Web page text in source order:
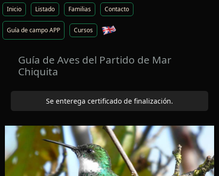
Inicio Listado Familias Contacto
Guía de campo APP Cursos
Guía de Aves del Partido de Mar
Chiquita
Se enterega certificado de finalización.